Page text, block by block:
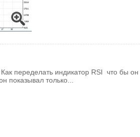
переделать индикатор RSI что бы он
показывал только...